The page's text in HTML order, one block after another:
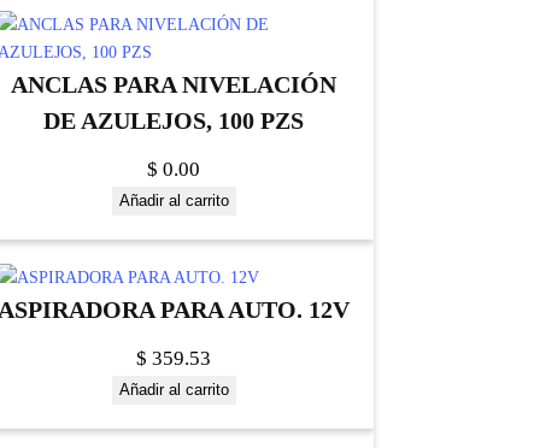
ANCLAS PARA NIVELACIÓN
DE AZULEJOS, 100 PZS
$ 0.00
Añadir al carrito
PARA AUTO. 12V
$ 359.53
Añadir al carrito